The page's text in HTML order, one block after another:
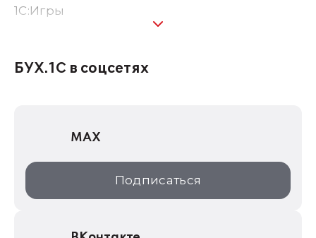
1C:Игры
1С:Консалтинг
1С:Дистрибьюция
1С:Образование
ИТС.1C.ru
БУХ.1С в соцсетях
MAX
Подписаться